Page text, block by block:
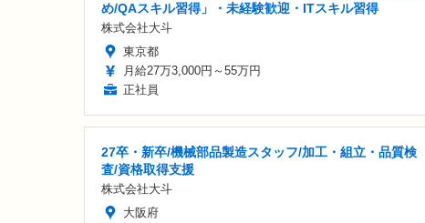
め/QAスキル習得」・未経験歓迎・ITスキル習得
株式会社大斗
東京都
月給27万3,000円～55万円
正社員
27卒・新卒/機械部品製造スタッフ/加工・組立・品質検
査/資格取得支援
株式会社大斗
大阪府